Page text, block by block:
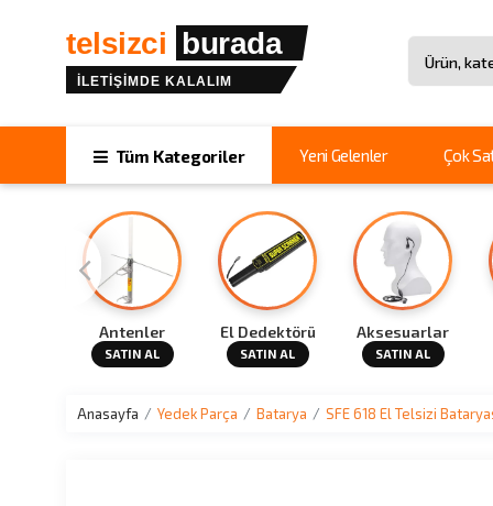
telsizci burada
İLETİŞİMDE KALALIM Site içinde
Tüm Kategoriler Yeni Gelenler Çok
Antenler
SATIN AL
El Dedektörü
SATIN AL
Aksesuarlar
SATIN AL
Anasayfa Yedek Parça Batarya SFE 618 El Telsizi